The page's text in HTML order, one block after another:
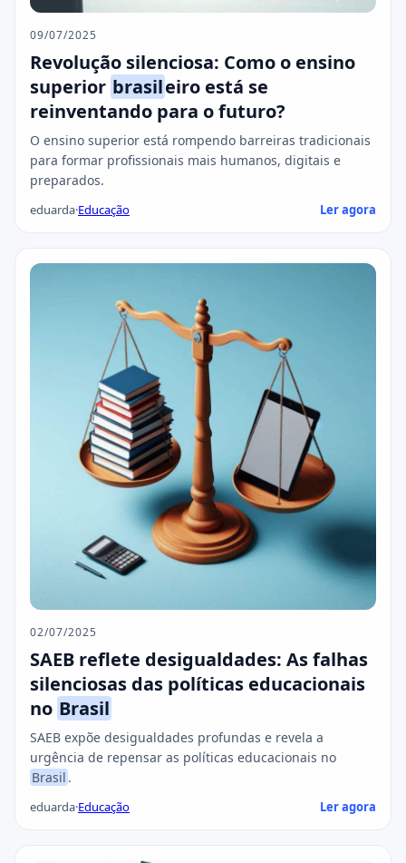
09/07/2025
Revolução silenciosa: Como o ensino
superior brasileiro está se
reinventando para o futuro?
O ensino superior está rompendo barreiras tradicionais
para formar profissionais mais humanos, digitais e
preparados.
eduarda·Educação Ler agora
02/07/2025
SAEB reflete desigualdades: As falhas
silenciosas das políticas educacionais
no Brasil
SAEB expõe desigualdades profundas e revela a
urgência de repensar as políticas educacionais no
Brasil .
eduarda·Educação Ler agora